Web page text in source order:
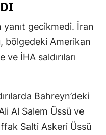
yanıt gecikmedi. İran
bölgedeki Amerikan
İHA saldırıları
Bahreyn’deki
Al Salem Üssü ve
Salti Askeri Üssü